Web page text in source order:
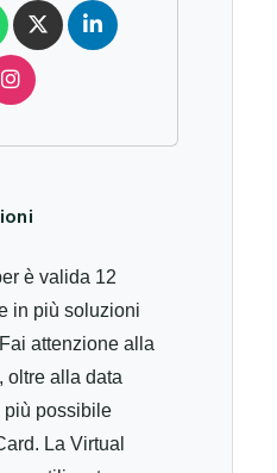
è valida 12
in più soluzioni
attenzione alla
oltre alla data
più possibile
La Virtual